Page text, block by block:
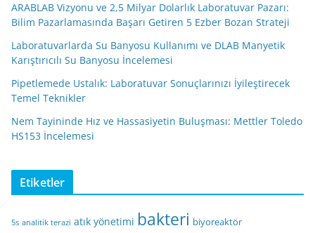
ARABLAB Vizyonu ve 2,5 Milyar Dolarlık Laboratuvar Pazarı:
Bilim Pazarlamasında Başarı Getiren 5 Ezber Bozan Strateji
Laboratuvarlarda Su Banyosu Kullanımı ve DLAB Manyetik
Karıştırıcılı Su Banyosu İncelemesi
Pipetlemede Ustalık: Laboratuvar Sonuçlarınızı İyileştirecek
Temel Teknikler
Nem Tayininde Hız ve Hassasiyetin Buluşması: Mettler Toledo
HS153 İncelemesi
Etiketler
5s analitik terazi atık yönetimi bakteri biyoreaktör